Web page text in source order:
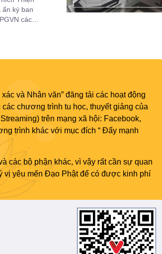
ấn ký ban
các
và Nhân văn” đăng tải các hoạt động
chương trình tu học, thuyết giảng của
trên mạng xã hội: Facebook,
trình khác với mục đích “ Đẩy mạnh
các bộ phận khác, vì vậy rất cần sự quan
vị yêu mến Đạo Phật để có được kinh phí